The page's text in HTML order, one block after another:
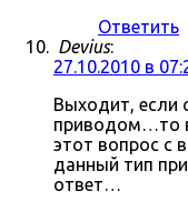
Ответить
Devius:
27.10.2010 в
Выходит, если
приводом…то
этот вопрос с
данный тип
ответ…